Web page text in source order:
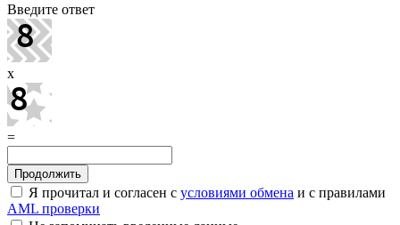
Введите ответ
x
=
Я прочитал и согласен с условиями обмена и с правилами
AML проверки